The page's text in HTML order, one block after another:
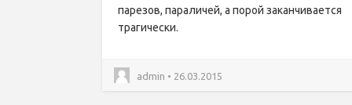
парезов, параличей, а порой заканчивается
трагически.
admin • 26.03.2015